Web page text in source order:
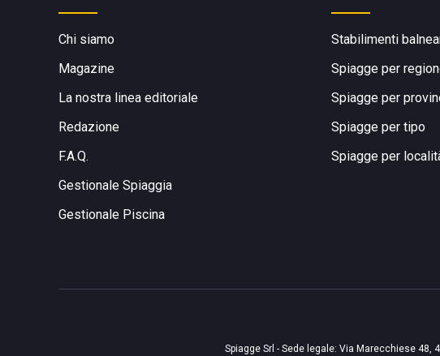
Chi siamo
Magazine
La nostra linea editoriale
Redazione
F.A.Q.
Gestionale Spiaggia
Gestionale Piscina
Stabilimenti
Spiagge per
Spiagge per
Spiagge per tipo
Spiagge per
Spiagge Srl - Sede legale: Via Marecchiese